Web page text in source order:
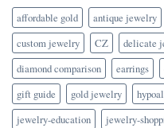
affordable gold antique jewelry
custom jewelry
CZ delicate
diamond comparison
earrings
gift guide
gold jewelry
jewelry-education
jewelry-